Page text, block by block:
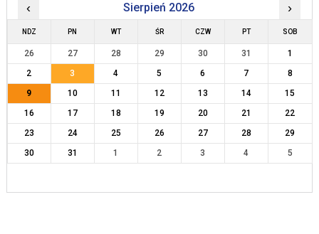
‹ Sierpień 2026 ›
NDZ PN WT ŚR CZW PT SOB
26 27 28 29 30 31
1
2
3 4 5 6 7
8
9
10 11 12 13 14
15
16
17 18 19 20 21
22
23
24 25 26 27 28
29
30
31 1 2 3 4 5